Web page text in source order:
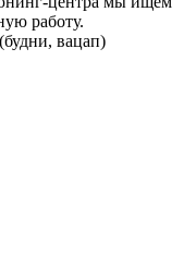
работу.
(будни, вацап)